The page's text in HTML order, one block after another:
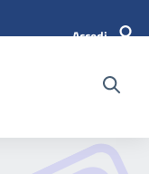
Accedi